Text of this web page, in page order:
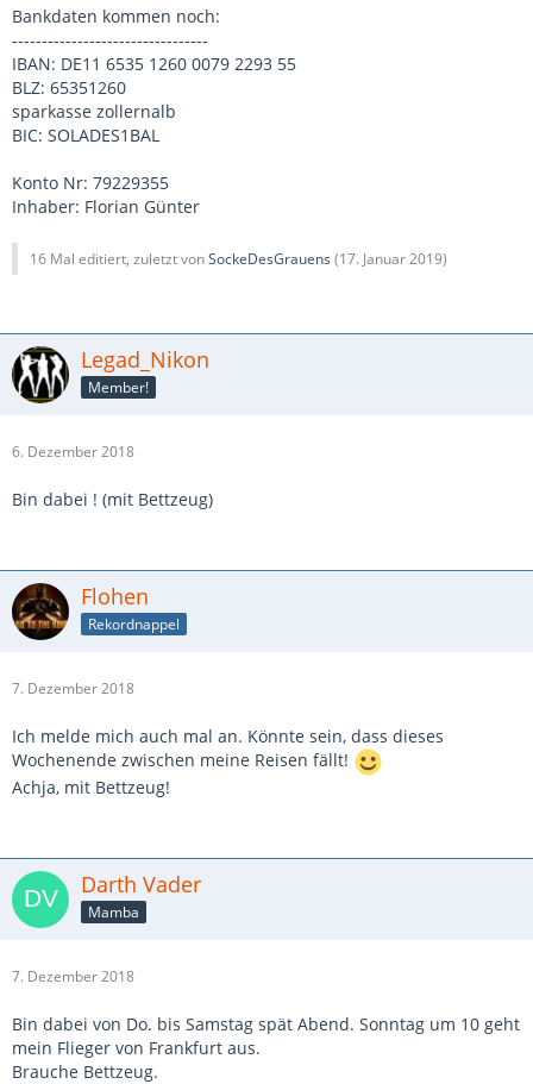
Bankdaten kommen noch:
---------------------------------
IBAN: DE11 6535 1260 0079 2293 55
BLZ: 65351260
sparkasse zollernalb
BIC: SOLADES1BAL
Konto Nr: 79229355
Inhaber: Florian Günter
16 Mal editiert, zuletzt vonSockeDesGrauens (17. Januar 2019)
Legad_Nikon
Member!
6. Dezember 2018
Bin dabei ! (mit Bettzeug)
Flohen
Rekordnappel
7. Dezember 2018
Ich melde mich auch mal an. Könnte sein, dass dieses
Wochenende zwischen meine Reisen fällt!
Achja, mit Bettzeug!
Darth Vader
Mamba
7. Dezember 2018
Bin dabei von Do. bis Samstag spät Abend. Sonntag um 10 geht
mein Flieger von Frankfurt aus.
Brauche Bettzeug.